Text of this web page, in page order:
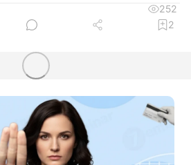
252
2